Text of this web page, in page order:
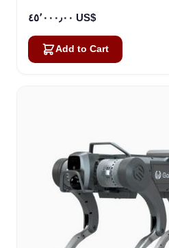
٤٥٬٠٠٠٫٠٠ US$
Add to Cart